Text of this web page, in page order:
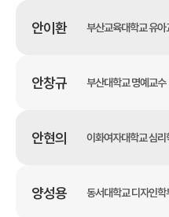
안이환 부산교육대학교 유아
안창규 부산대학교 명예교수
안현의 이화여자대학교 심리
양성용 동서대학교 디자인